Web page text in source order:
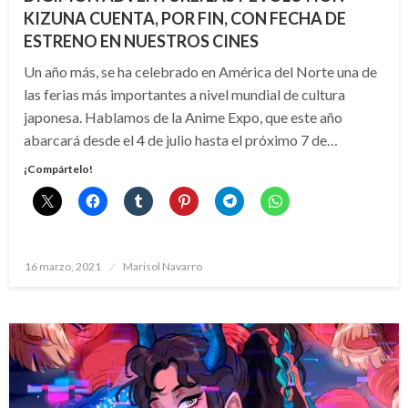
KIZUNA CUENTA, POR FIN, CON FECHA DE
ESTRENO EN NUESTROS CINES
Un año más, se ha celebrado en América del Norte una de
las ferias más importantes a nivel mundial de cultura
japonesa. Hablamos de la Anime Expo, que este año
abarcará desde el 4 de julio hasta el próximo 7 de…
¡Compártelo!
Publicado
16 marzo, 2021 Marisol Navarro